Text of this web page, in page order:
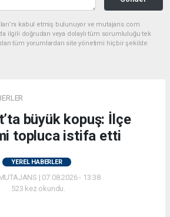
kabul etmiş bulunuyor ve mutajans.com
ilgili doğrudan veya dolaylı tüm sorumluluğu tek
tüm yorumlardan site yönetimi hiçbir şekilde
büyük kopuş: İlçe
topluca istifa etti
YEREL HABERLER
| 07.08.2026 - 13:38
523 kez okundu.